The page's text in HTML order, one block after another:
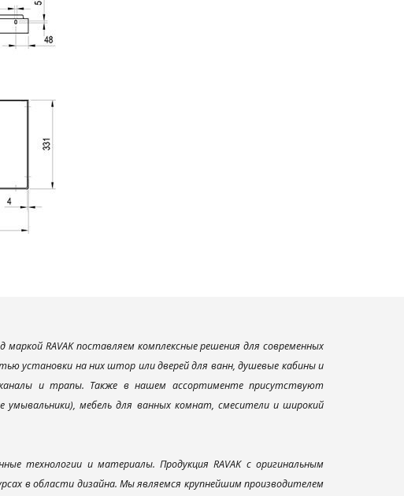
RAVAK поставляем комплексные решения для современных
установки на них штор или дверей для ванн, душевые кабины и
и трапы. Также в нашем ассортименте присутствуют
умывальники), мебель для ванных комнат, смесители и широкий
технологии и материалы. Продукция RAVAK с оригинальным
в области дизайна. Мы являемся крупнейшим производителем